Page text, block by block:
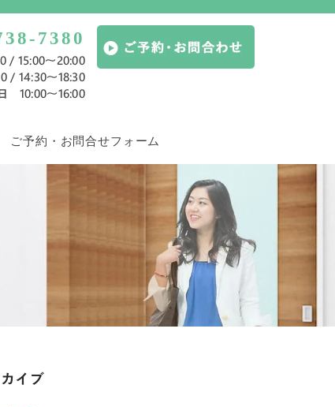
7380
/ 15:00～20:00
/ 14:30～18:30
10:00〜16:00
ご予約・お問合せフォーム
イブ